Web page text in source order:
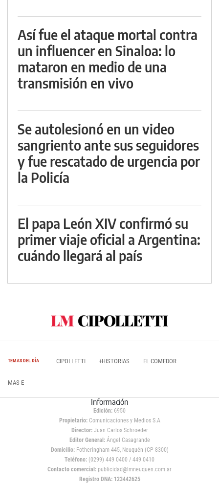
Así fue el ataque mortal contra
un influencer en Sinaloa: lo
mataron en medio de una
transmisión en vivo
Se autolesionó en un video
sangriento ante sus seguidores
y fue rescatado de urgencia por
la Policía
El papa León XIV confirmó su
primer viaje oficial a Argentina:
cuándo llegará al país
TEMAS DEL DÍA CIPOLLETTI +HISTORIAS EL COMEDOR
MAS E
Información
Edición: 6950
Propietario:Comunicaciones y Medios S.A
Director: Juan Carlos Schroeder
Editor General:Ángel Casagrande
Domicilio:Fotheringham 445, Neuquén (CP 8300)
Teléfono: (0299) 449 0400 / 449 0410
Contacto comercial: publicidad@lmneuquen.com.ar
Registro DNA: 123442625